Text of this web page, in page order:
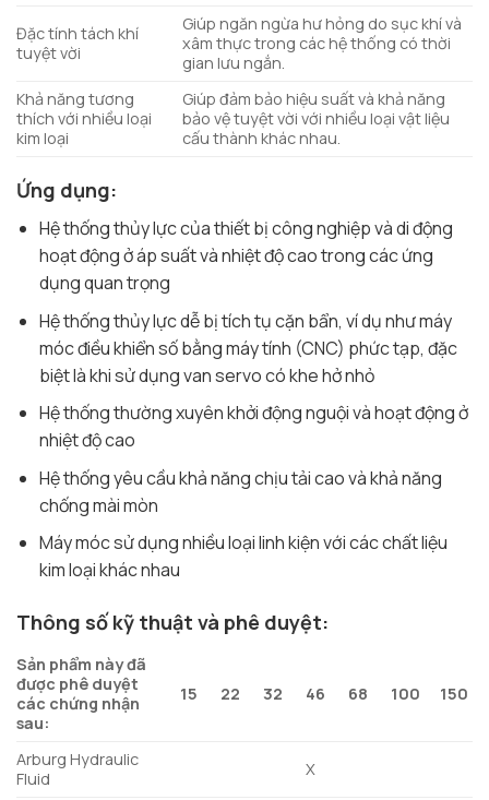
Đặc tính tách khí
tuyệt vời
Giúp ngăn ngừa hư hỏng do sục khí và
xâm thực trong các hệ thống có thời
gian lưu ngắn.
Khả năng tương
thích với nhiều loại
kim loại
Giúp đảm bảo hiệu suất và khả năng
bảo vệ tuyệt vời với nhiều loại vật liệu
cấu thành khác nhau.
Ứng dụng:
Hệ thống thủy lực của thiết bị công nghiệp và di động
hoạt động ở áp suất và nhiệt độ cao trong các ứng
dụng quan trọng
Hệ thống thủy lực dễ bị tích tụ cặn bẩn, ví dụ như máy
móc điều khiển số bằng máy tính (CNC) phức tạp, đặc
biệt là khi sử dụng van servo có khe hở nhỏ
Hệ thống thường xuyên khởi động nguội và hoạt động ở
nhiệt độ cao
Hệ thống yêu cầu khả năng chịu tải cao và khả năng
chống mài mòn
Máy móc sử dụng nhiều loại linh kiện với các chất liệu
kim loại khác nhau
Thông số kỹ thuật và phê duyệt:
Sản phẩm này đã
được phê duyệt
các chứng nhận
sau:
15 22 32 46 68 100 150
Arburg Hydraulic
Fluid
X